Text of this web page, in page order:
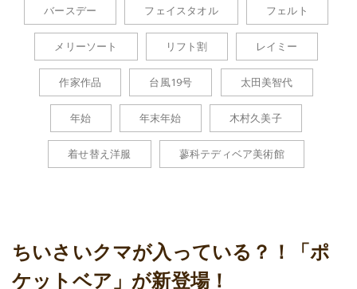
バースデー フェイスタオル フェルト
メリーソート リフト割 レイミー
作家作品 台風19号 太田美智代
年始 年末年始 木村久美子
着せ替え洋服 蓼科テディベア美術館
ちいさいクマが入っている？！「ポ
ケットベア」が新登場！